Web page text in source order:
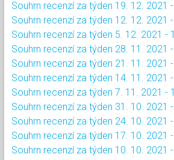
Souhrn recenzí za týden 19. 12. 2021 -
Souhrn recenzí za týden 12. 12. 2021 -
Souhrn recenzí za týden 5. 12. 2021 -
Souhrn recenzí za týden 28. 11. 2021 -
Souhrn recenzí za týden 21. 11. 2021 -
Souhrn recenzí za týden 14. 11. 2021 -
Souhrn recenzí za týden 7. 11. 2021 -
Souhrn recenzí za týden 31. 10. 2021 -
Souhrn recenzí za týden 24. 10. 2021 -
Souhrn recenzí za týden 17. 10. 2021 -
Souhrn recenzí za týden 10. 10. 2021 -